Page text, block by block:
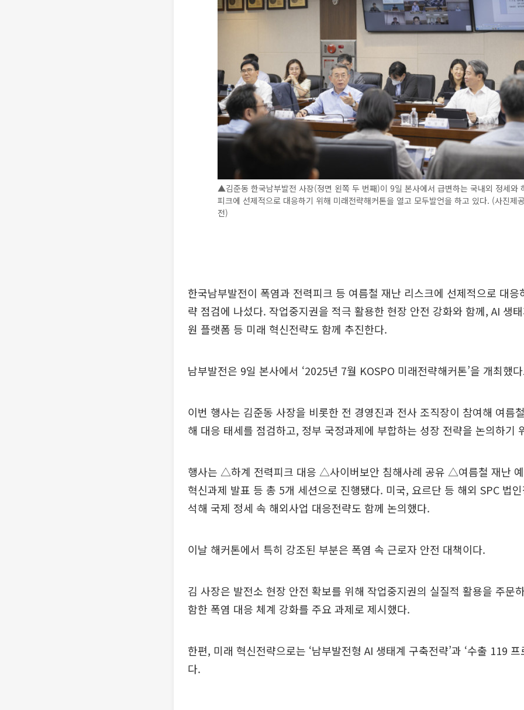
▲김준동 한국남부발전 사장(정면 왼쪽 두 번째)이 9일 본사에서 급변하는 국내외 정세와
피크에 선제적으로 대응하기 위해 미래전략해커톤을 열고 모두발언을 하고 있다. (사진제
전)
한국남부발전이 폭염과 전력피크 등 여름철 재난 리스크에 선제적으로 대응
략 점검에 나섰다. 작업중지권을 적극 활용한 현장 안전 강화와 함께, AI 생
원 플랫폼 등 미래 혁신전략도 함께 추진한다.
남부발전은 9일 본사에서 ‘2025년 7월 KOSPO 미래전략해커톤’을 개최했
이번 행사는 김준동 사장을 비롯한 전 경영진과 전사 조직장이 참여해 여름
해 대응 태세를 점검하고, 정부 국정과제에 부합하는 성장 전략을 논의하기
행사는 △하계 전력피크 대응 △사이버보안 침해사례 공유 △여름철 재난
혁신과제 발표 등 총 5개 세션으로 진행됐다. 미국, 요르단 등 해외 SPC 법
석해 국제 정세 속 해외사업 대응전략도 함께 논의했다.
이날 해커톤에서 특히 강조된 부분은 폭염 속 근로자 안전 대책이다.
김 사장은 발전소 현장 안전 확보를 위해 작업중지권의 실질적 활용을 주문
함한 폭염 대응 체계 강화를 주요 과제로 제시했다.
한편, 미래 혁신전략으로는 ‘남부발전형 AI 생태계 구축전략’과 ‘수출 119 프
다.